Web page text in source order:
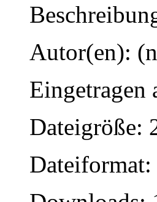
Autor(en):
Eingetragen
Dateigröße:
Dateiformat: